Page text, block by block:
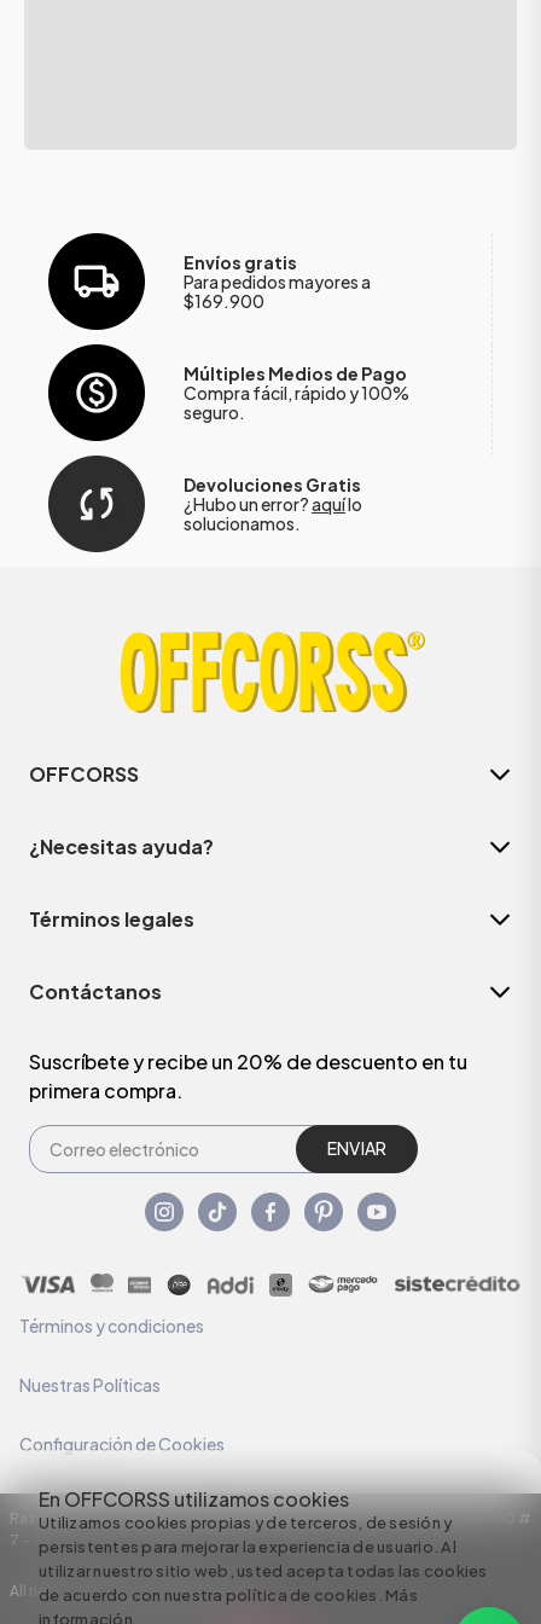
En OFFCORSS utilizamos cookies
Utilizamos cookies propias y de terceros, de sesión y
persistentes para mejorar la experiencia de usuario. Al
utilizar nuestro sitio web, usted acepta todas las cookies
de acuerdo con nuestra política de cookies. Más
información
Envíos gratis
Para pedidos mayores a
$169.900
Múltiples Medios de Pago
Compra fácil, rápido y 100%
seguro.
Devoluciones Gratis
¿Hubo un error?aquílo
solucionamos.
OFFCORSS
¿Necesitas ayuda?
Términos legales
Contáctanos
Suscríbete y recibe un 20% de descuento en tu
primera compra.
ENVIAR
Términos y condiciones
Nuestras Políticas
Configuración de Cookies
Razón Social: C.I HERMECO S.A. NIT: 890924167-6 Dirección: Carrera 50 #
7 – 35
All rights reserved empowered by